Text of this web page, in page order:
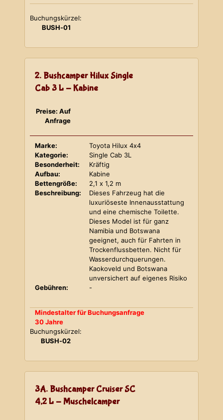
Buchungskürzel:
BUSH-01
2. Bushcamper Hilux Single
Cab 3 L - Kabine
Preise: Auf
Anfrage
Marke:
Toyota Hilux 4x4
Kategorie:
Single Cab 3L
Besonderheit:
Kräftig
Aufbau:
Kabine
Bettengröße:
2,1 x 1,2 m
Beschreibung:
Dieses Fahrzeug hat die
luxuriöseste Innenausstattung
und eine chemische Toilette.
Dieses Model ist für ganz
Namibia und Botswana
geeignet, auch für Fahrten in
Trockenflussbetten. Nicht für
Wasserdurchquerungen.
Kaokoveld und Botswana
unversichert auf eigenes Risiko
Gebühren:
-
Mindestalter für Buchungsanfrage
30 Jahre
Buchungskürzel:
BUSH-02
3A. Bushcamper Cruiser SC
4,2 L - Muschelcamper